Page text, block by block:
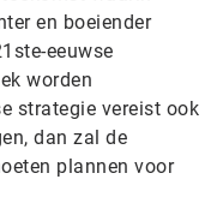
en boeiender
eeuwse
worden
strategie vereist ook
dan zal de
plannen voor